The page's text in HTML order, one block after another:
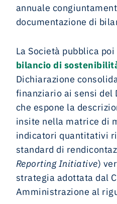
annuale
documentazione di
La Società pubblica
bilancio di
Dichiarazione
finanziario ai sensi del
che espone la
insite nella matrice di
indicatori quantitativi
standard di
Reporting Initiative)
strategia adottata dal
Amministrazione al